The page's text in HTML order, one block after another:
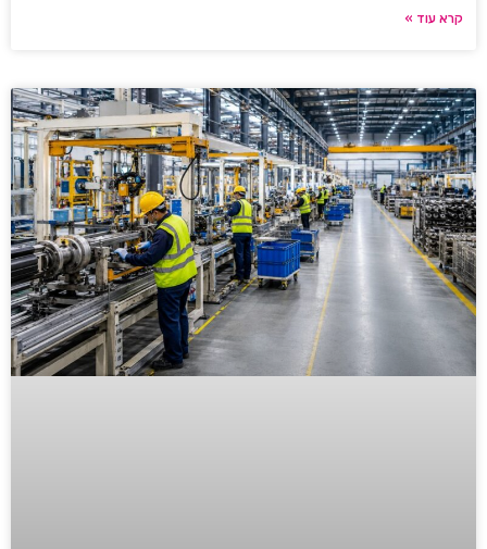
קרא עוד »